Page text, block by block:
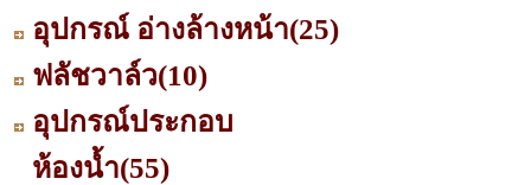
อุปกรณ์ อ่างล้างหน้า(25)
ฟลัชวาล์ว(10)
อุปกรณ์ประกอบ
ห้องน้ำ(55)